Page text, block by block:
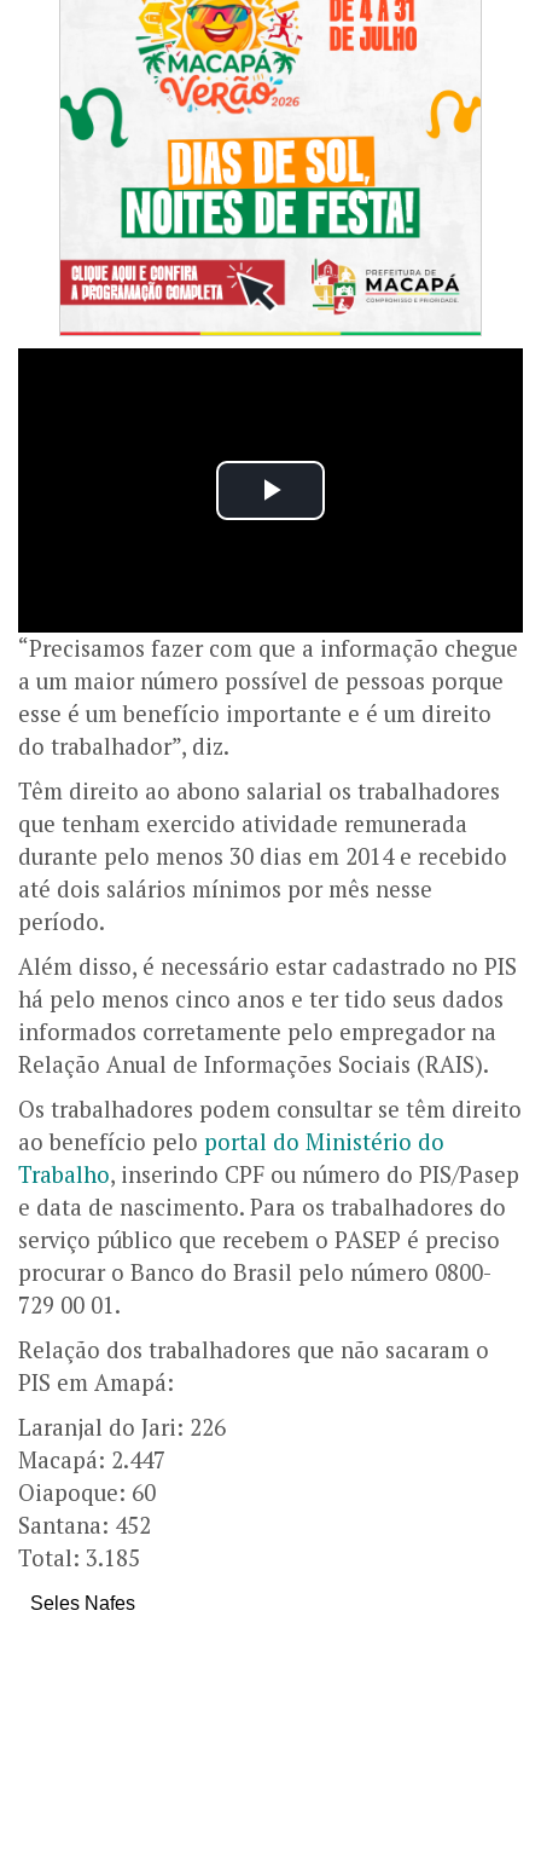
“Precisamos fazer com que a informação chegue
a um maior número possível de pessoas porque
esse é um benefício importante e é um direito
do trabalhador”, diz.
Têm direito ao abono salarial os trabalhadores
que tenham exercido atividade remunerada
durante pelo menos 30 dias em 2014 e recebido
até dois salários mínimos por mês nesse
período.
Além disso, é necessário estar cadastrado no PIS
há pelo menos cinco anos e ter tido seus dados
informados corretamente pelo empregador na
Relação Anual de Informações Sociais (RAIS).
Os trabalhadores podem consultar se têm direito
ao benefício pelo portal do Ministério do
Trabalho, inserindo CPF ou número do PIS/Pasep
e data de nascimento. Para os trabalhadores do
serviço público que recebem o PASEP é preciso
procurar o Banco do Brasil pelo número 0800-
729 00 01.
Relação dos trabalhadores que não sacaram o
PIS em Amapá:
Laranjal do Jari: 226
Macapá: 2.447
Oiapoque: 60
Santana: 452
Total: 3.185
Seles Nafes